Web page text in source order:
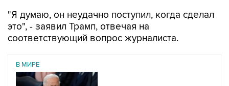
"Я думаю, он неудачно поступил, когда сделал
это", - заявил Трамп, отвечая на
соответствующий вопрос журналиста.
В МИРЕ